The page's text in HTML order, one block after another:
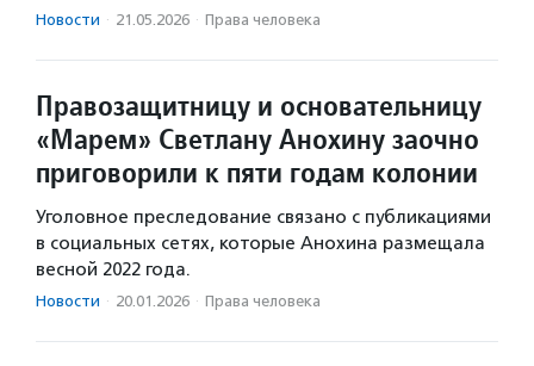
Новости · 21.05.2026 · Права человека
Правозащитницу и основательницу
«Марем» Светлану Анохину заочно
приговорили к пяти годам колонии
Уголовное преследование связано с публикациями
в социальных сетях, которые Анохина размещала
весной 2022 года.
Новости · 20.01.2026 · Права человека